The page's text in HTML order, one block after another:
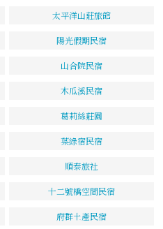
太平洋山莊旅館
陽光假期民宿
山合院民宿
木瓜溪民宿
葛莉絲莊園
葉綠宿民宿
順泰旅社
十二號橋空間民宿
府群土產民宿